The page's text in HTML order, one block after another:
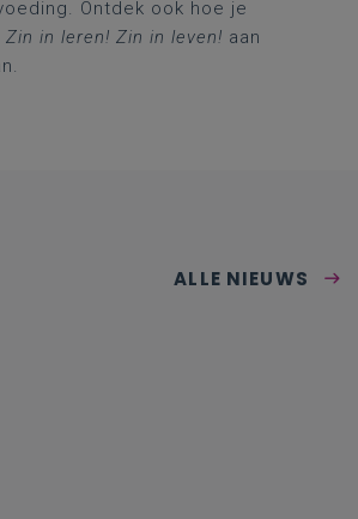
Ontdek ook hoe je
Zin in leren! Zin in leven! aan
ALLE NIEUWS